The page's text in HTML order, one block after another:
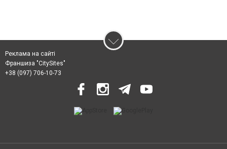
Реклама на сайті
Франшиза "CitySites"
+38 (097) 706-10-73